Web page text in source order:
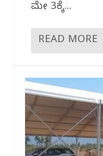
ಮೇ 3ಕ್ಕೆ...
READ MORE